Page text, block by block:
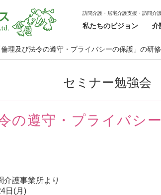
訪問介護・居宅介護支援・訪問介
私たちのビジョン 介
倫理及び法令の遵守・プライバシーの保護」の研
セミナー勉強会
の遵守・プライバシ
介護事業所より
日(月)